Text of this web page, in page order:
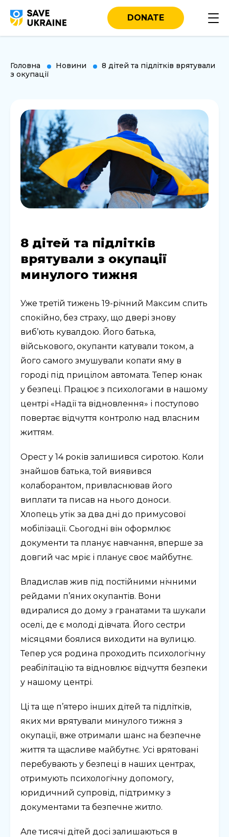
DONATE
Головна Новини
8 дітей та підлітків врятували
з окупації
8 дітей та підлітків
врятували з окупації
минулого тижня
Уже третій тижень 19-річний Максим спить
спокійно, без страху, що двері знову
виб’ють кувалдою. Його батька,
військового, окупанти катували током, а
його самого змушували копати яму в
городі під прицілом автомата. Тепер юнак
у безпеці. Працює з психологами в нашому
центрі «Надії та відновлення» і поступово
повертає відчуття контролю над власним
життям.
Орест у 14 років залишився сиротою. Коли
знайшов батька, той виявився
колаборантом, привласнював його
виплати та писав на нього доноси.
Хлопець утік за два дні до примусової
мобілізації. Сьогодні він оформлює
документи та планує навчання, вперше за
довгий час мріє і планує своє майбутнє.
Владислав жив під постійними нічними
рейдами п’яних окупантів. Вони
вдиралися до дому з гранатами та шукали
оселі, де є молоді дівчата. Його сестри
місяцями боялися виходити на вулицю.
Тепер уся родина проходить психологічну
реабілітацію та відновлює відчуття безпеки
у нашому центрі.
Ці та ще п’ятеро інших дітей та підлітків,
яких ми врятували минулого тижня з
окупації, вже отримали шанс на безпечне
життя та щасливе майбутнє. Усі врятовані
перебувають у безпеці в наших центрах,
отримують психологічну допомогу,
юридичний супровід, підтримку з
документами та безпечне житло.
Але тисячі дітей досі залишаються в